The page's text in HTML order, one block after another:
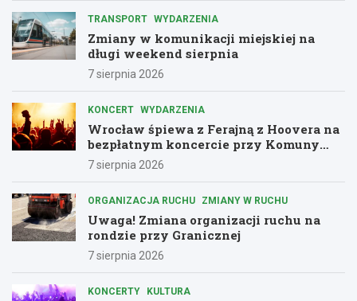
TRANSPORT WYDARZENIA
Zmiany w komunikacji miejskiej na
długi weekend sierpnia
7 sierpnia 2026
KONCERT WYDARZENIA
Wrocław śpiewa z Ferajną z Hoovera na
bezpłatnym koncercie przy Komuny
Paryskiej
7 sierpnia 2026
ORGANIZACJA RUCHU ZMIANY W RUCHU
Uwaga! Zmiana organizacji ruchu na
rondzie przy Granicznej
7 sierpnia 2026
KONCERTY KULTURA